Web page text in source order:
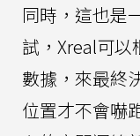
同時，這也是
試，Xreal可
數據，來最終
位置才不會嚇